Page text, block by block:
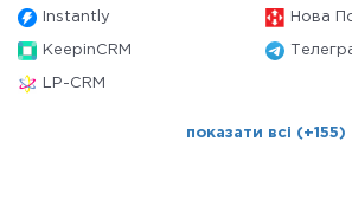
Instantly Нова
KeepinCRM
LP-CRM
показати всі (+155)